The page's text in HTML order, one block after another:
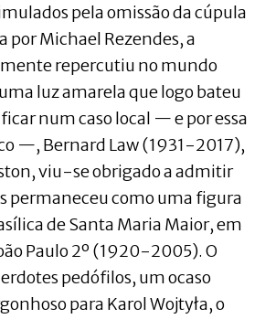
pela omissão da cúpula
por Michael Rezendes, a
repercutiu no mundo
luz amarela que logo bateu
num caso local — e por essa
—, Bernard Law (1931-2017),
viu-se obrigado a admitir
permaneceu como uma figura
de Santa Maria Maior, em
Paulo 2º (1920-2005). O
pedófilos, um ocaso
para Karol Wojtyła, o